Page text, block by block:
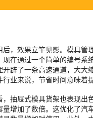
后，效果立竿见影。模具管
现在通过一个简单的编号系
开辟了一条高速通道，大大
行业来说，节省时间意味着
，抽屉式模具货架也表现
量增加了数倍。这优化了